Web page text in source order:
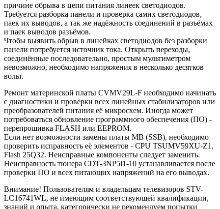
причине обрыва в цепи питания линеек светодиодов.
Требуется разборка панели и проверка самих светодиодов,
паек их выводов, а так же надёжность соединений в разъёмах
и паек выводов разъёмов.
Чтобы выявить обрыв в линейках светодиодов без разборки
панели потребуется источник тока. Открыть переходы,
соединённые последовательно, простым мультиметром
невозможно, необходимо напряжения в несколько десятков
вольт.
Ремонт материнской платы CVMV29L-F необходимо начинать
с диагностики и проверки всех линейных стабилизаторов или
преобразователей питания её микросхем. Иногда может
потребоваться обновление программного обеспечения (ПО) -
перепрошивка FLASH или EEPROM.
Если нет возможности замены платы MB (SSB), необходимо
проверить исправность её элементов - CPU TSUMV59XU-Z1,
Flash 25Q32. Неисправные компоненты следует заменить.
Неисправность тюнера CDT-3NP5i1-10 устанавливается после
проверки ПО и всех питающих напряжений на его выводах.
Внимание! Пользователям и владельцам телевизоров STV-
LC16741WL, не имеющим соответствующей квалификации,
знаний и опыта, категорически не рекомендуем попытки